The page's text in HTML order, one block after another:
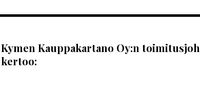
Kymen Kauppakartano Oy:n
kertoo: